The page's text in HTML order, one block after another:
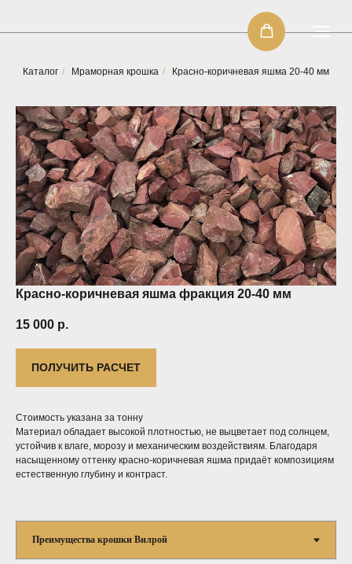
Каталог / Мраморная крошка / Красно-коричневая яшма 20-40 мм
Красно-коричневая яшма фракция 20-40 мм
15 000 р.
ПОЛУЧИТЬ РАСЧЕТ
Стоимость указана за тонну
Материал обладает высокой плотностью, не выцветает под солнцем,
устойчив к влаге, морозу и механическим воздействиям. Благодаря
насыщенному оттенку красно-коричневая яшма придаёт композициям
естественную глубину и контраст.